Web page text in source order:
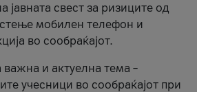
јавната свест за ризиците од
мобилен телефон и
во сообраќајот.
и актуелна тема –
учесници во сообраќајот при